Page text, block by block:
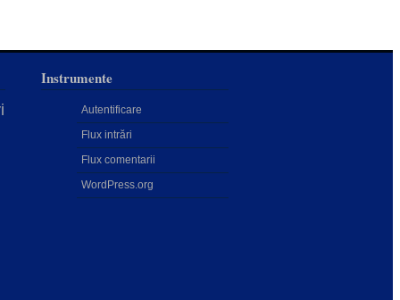
Instrumente
Autentificare
Flux intrări
Flux comentarii
WordPress.org